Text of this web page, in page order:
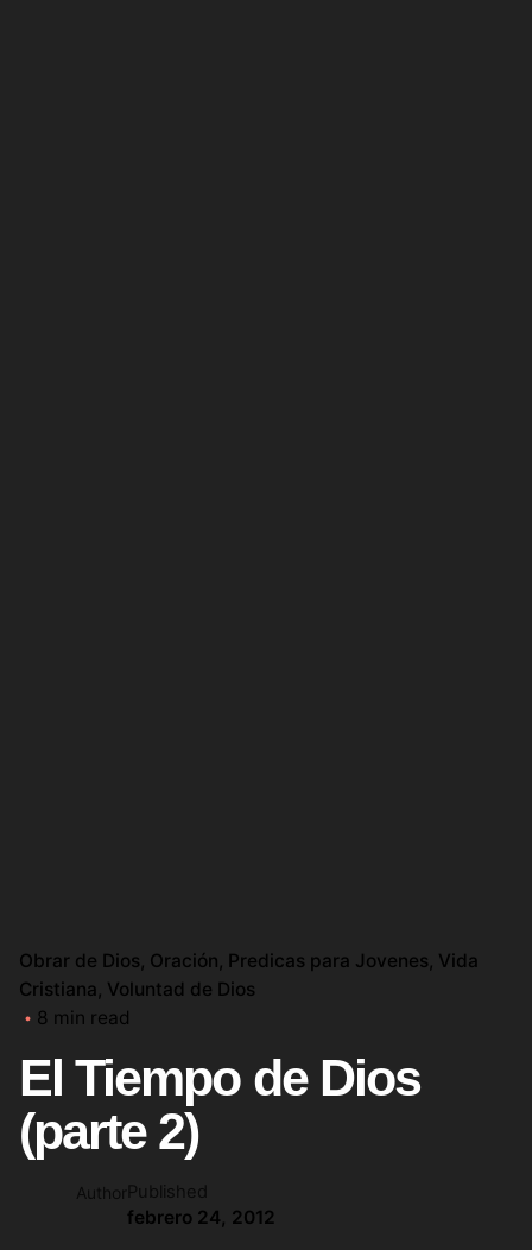
Obrar de Dios Oración Predicas para Jovenes Vida
Cristiana Voluntad de Dios
8 min read
El Tiempo de Dios
(parte 2)
Author Published
febrero 24, 2012